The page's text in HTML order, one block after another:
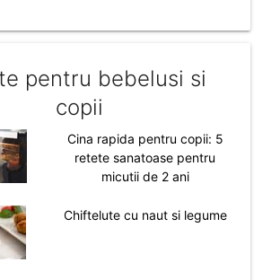
pentru bebelusi si
copii
Cina rapida pentru copii: 5
retete sanatoase pentru
micutii de 2 ani
Chiftelute cu naut si legume